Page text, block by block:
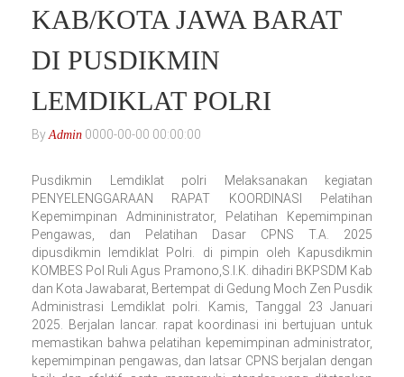
KAB/KOTA JAWA BARAT
DI PUSDIKMIN
LEMDIKLAT POLRI
By Admin 0000-00-00 00:00:00
Pusdikmin Lemdiklat polri Melaksanakan kegiatan
PENYELENGGARAAN RAPAT KOORDINASI Pelatihan
Kepemimpinan Admininistrator, Pelatihan Kepemimpinan
Pengawas, dan Pelatihan Dasar CPNS T.A. 2025
dipusdikmin lemdiklat Polri. di pimpin oleh Kapusdikmin
KOMBES Pol Ruli Agus Pramono,S.I.K. dihadiri BKPSDM Kab
dan Kota Jawabarat, Bertempat di Gedung Moch Zen Pusdik
Administrasi Lemdiklat polri. Kamis, Tanggal 23 Januari
2025. Berjalan lancar. rapat koordinasi ini bertujuan untuk
memastikan bahwa pelatihan kepemimpinan administrator,
kepemimpinan pengawas, dan latsar CPNS berjalan dengan